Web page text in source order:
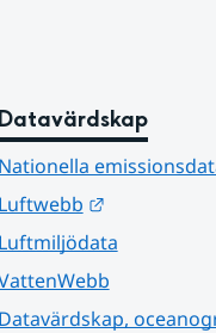
Datavärdskap
Nationella
Luftwebb
Länk till
Luftmiljödata
Datavärdskap,